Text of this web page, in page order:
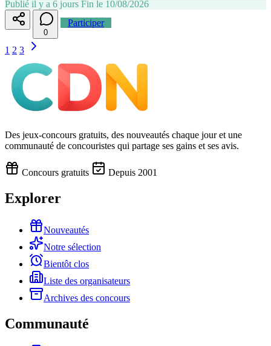
Publié il y a 6 jours Fin le 10/08/2026
0
Participer
1 2 3
Des jeux-concours gratuits, des nouveautés chaque jour et une
communauté de concouristes qui partage ses gains et ses avis.
Concours gratuits Depuis 2001
Explorer
Nouveautés
Notre sélection
Bientôt clos
Liste des organisateurs
Archives des concours
Communauté